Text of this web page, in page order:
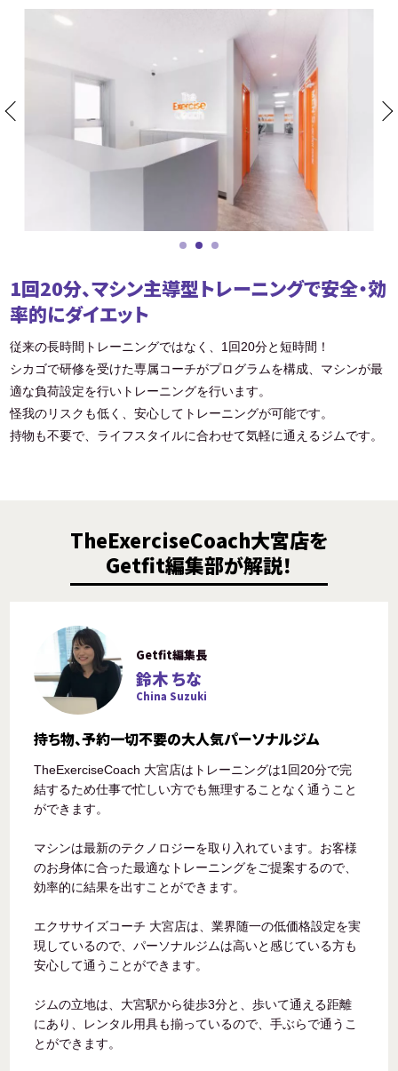
1回20分、マシン主導型トレーニングで安全・効
率的にダイエット
従来の長時間トレーニングではなく、1回20分と短時間！
シカゴで研修を受けた専属コーチがプログラムを構成、マシンが最
適な負荷設定を行いトレーニングを行います。
怪我のリスクも低く、安心してトレーニングが可能です。
持物も不要で、ライフスタイルに合わせて気軽に通えるジムです。
TheExerciseCoach大宮店を
Getfit編集部が解説！
Getfit編集長
鈴木 ちな
China Suzuki
持ち物、予約一切不要の大人気パーソナルジム
TheExerciseCoach 大宮店はトレーニングは1回20分で完
結するため仕事で忙しい方でも無理することなく通うこと
ができます。
マシンは最新のテクノロジーを取り入れています。お客様
のお身体に合った最適なトレーニングをご提案するので、
効率的に結果を出すことができます。
エクササイズコーチ 大宮店は、業界随一の低価格設定を実
現しているので、パーソナルジムは高いと感じている方も
安心して通うことができます。
ジムの立地は、大宮駅から徒歩3分と、歩いて通える距離
にあり、レンタル用具も揃っているので、手ぶらで通うこ
とができます。